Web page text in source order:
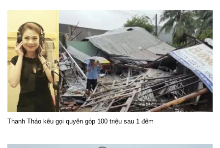
Thanh Thảo kêu gọi quyên góp 100 triệu sau 1 đêm